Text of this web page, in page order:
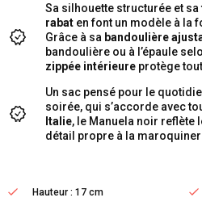
Sa silhouette structurée et sa
rabat en font un modèle à la
Grâce à sa bandoulière
bandoulière ou à l’épaule
zippée intérieure protège
Un sac pensé pour le
soirée, qui s’accorde avec
Italie, le Manuela noir reflète
détail propre à la
Hauteur : 17 cm